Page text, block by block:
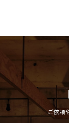
ご依頼